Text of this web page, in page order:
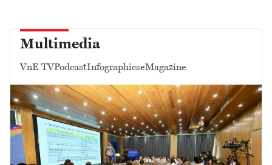
Multimedia
VnE TVPodcastInfographicseMagazine